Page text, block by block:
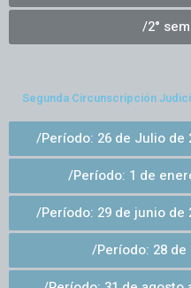
/2°
Segunda Circunscripción
/Período: 26 de Julio de
/Período: 1 de
/Período: 29 de junio de
/Período: 28